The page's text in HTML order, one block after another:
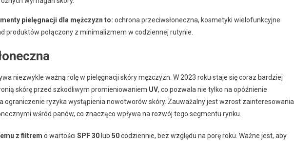
pielęgnacji dla mężczyzn to: ochrona przeciwsłoneczna, kosmetyki wielofunkcyjne
produktów połączony z minimalizmem w codziennej rutynie.
niezwykle ważną rolę w pielęgnacji skóry mężczyzn. W 2023 roku staje się coraz bardziej
skórę przed szkodliwym promieniowaniem UV, co pozwala nie tylko na opóźnienie
ograniczenie ryzyka wystąpienia nowotworów skóry. Zauważalny jest wzrost zainteresowania
wśród panów, co znacząco wpływa na rozwój tego segmentu rynku.
z filtrem o wartości SPF 30 lub 50codziennie, bez względu na porę roku. Ważne jest, aby